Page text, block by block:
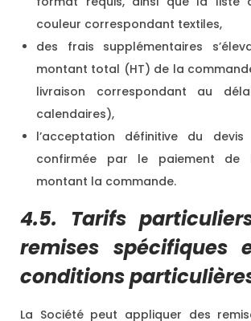
couleur correspondant textiles,
des frais supplémentaires
montant total (HT) de la
livraison correspondant au
calendaires),
l’acceptation définitive du
confirmée par le paiement
montant la commande.
4.5. Tarifs
remises spécifiques
conditions
La Société peut appliquer des